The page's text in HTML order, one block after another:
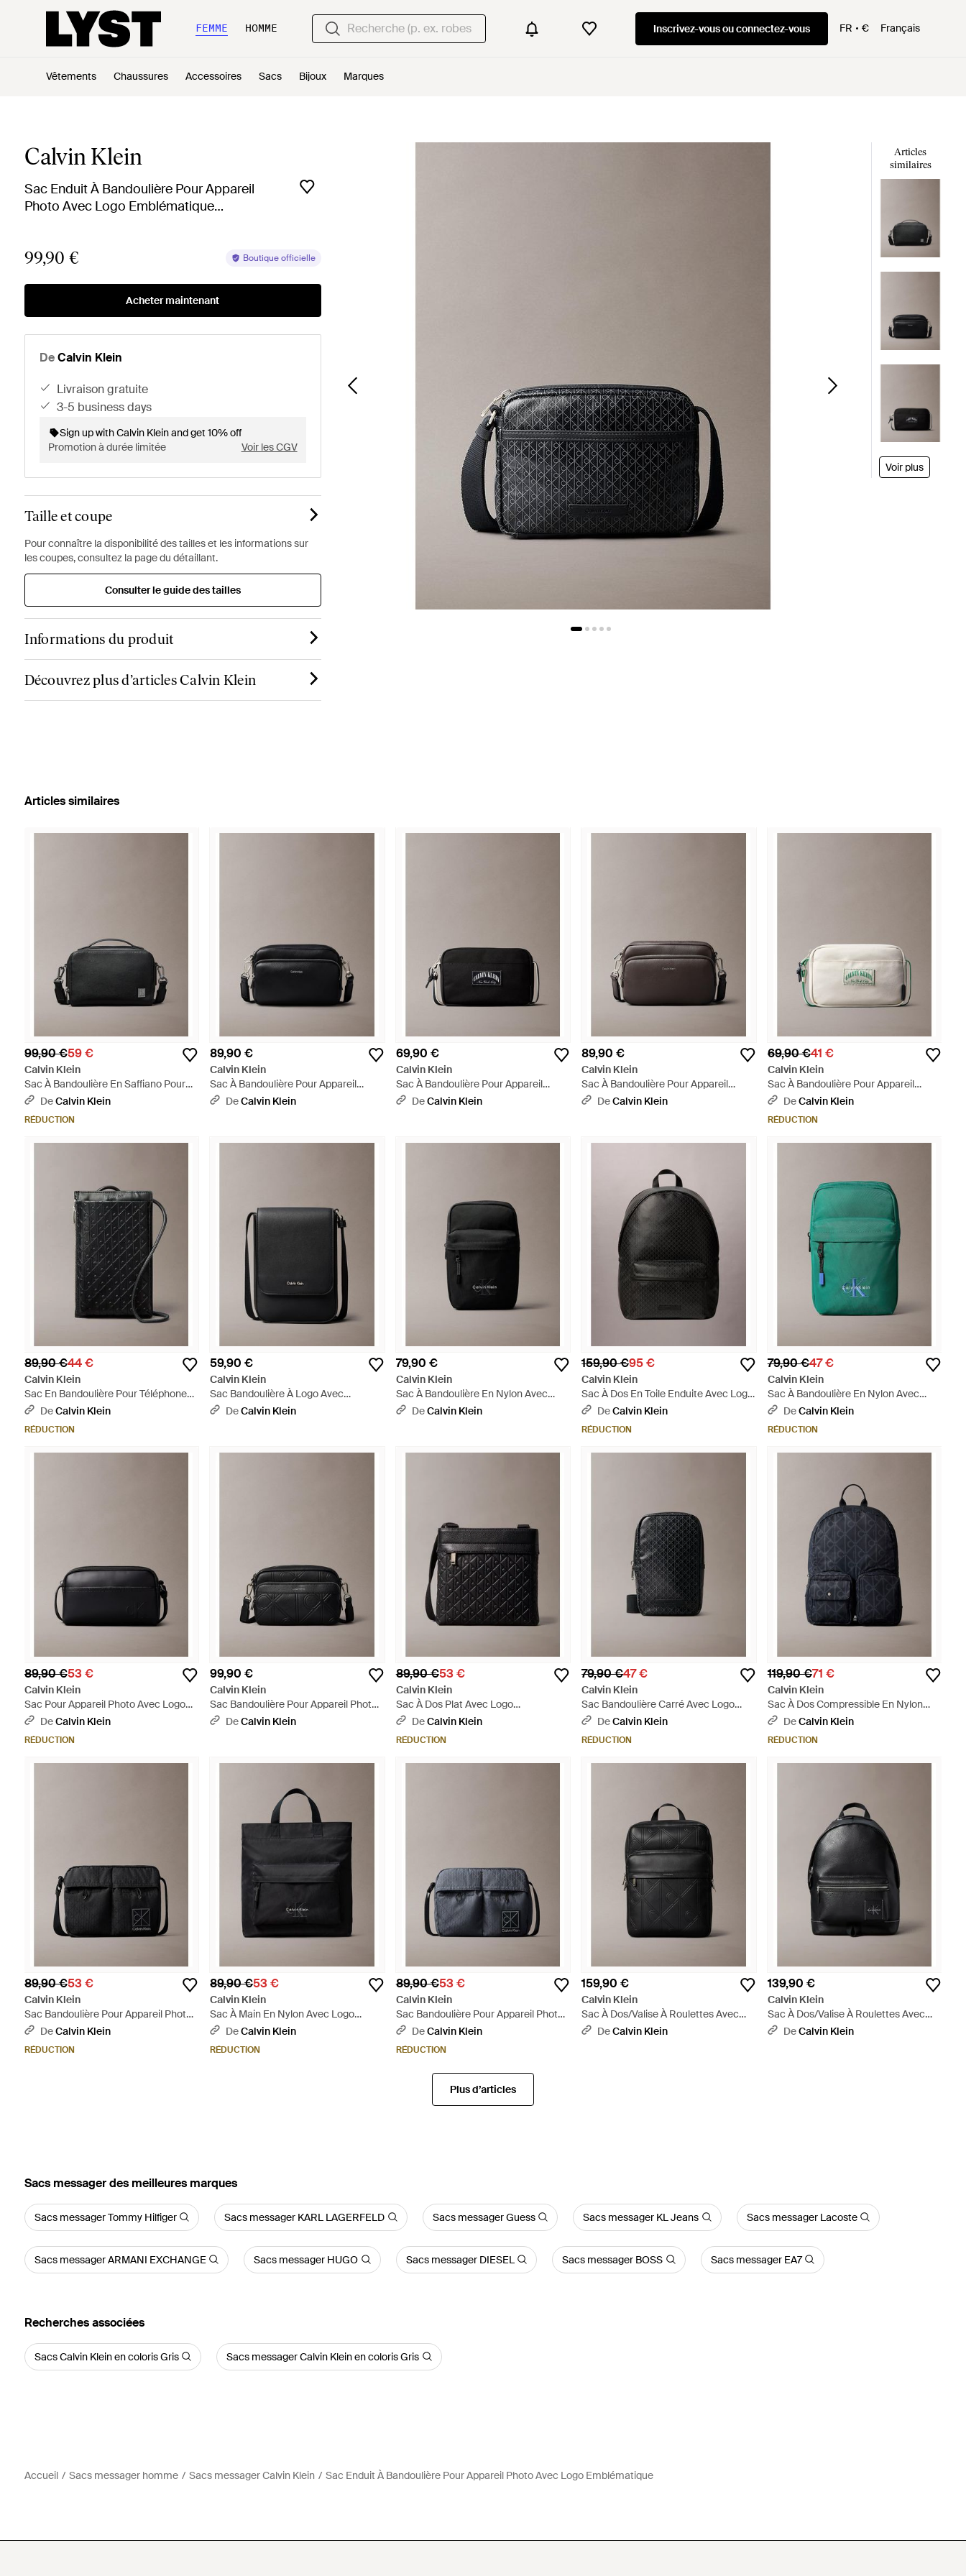
FEMME HOMME Inscrivez-vous ou connectez-vous FR € Français
Vêtements Chaussures Accessoires Sacs Bijoux Marques
Calvin Klein
Sac Enduit À Bandoulière Pour Appareil
Photo Avec Logo Emblématique
99,90 € Boutique officielle
Acheter maintenant
De Calvin Klein
livraison gratuite
3-5 business days
Sign up with Calvin Klein and get 10% off
Promotion à durée limitée
Voir les CGV
Taille et coupe
Pour connaître la disponibilité des tailles et les informations sur
les coupes, consultez la page du détaillant.
Consulter le guide des tailles
Informations du produit
Découvrez plus d’articles Calvin Klein
Articles
similaires
Voir plus
Articles similaires
99,90 €59 €
Calvin Klein
Sac À Bandoulière En Saffiano Pour
Appareil Photo Avec Logo
Emblématique - Gris
DeCalvin Klein
RÉDUCTION
89,90 €
Calvin Klein
Sac À Bandoulière Pour Appareil
Photo Grainé Avec Logo - Noir
DeCalvin Klein
69,90 €
Calvin Klein
Sac À Bandoulière Pour Appareil
Photo Avec Logo Traditionnel - Noir
DeCalvin Klein
89,90 €
Calvin Klein
Sac À Bandoulière Pour Appareil
Photo Grainé Avec Logo - Gris
DeCalvin Klein
69,90 €41 €
Calvin Klein
Sac À Bandoulière Pour Appareil
Photo Avec Logo Traditionnel -
Métallisé
DeCalvin Klein
RÉDUCTION
89,90 €44 €
Calvin Klein
Sac En Bandoulière Pour Téléphone
Avec Logo Emblématique Gaufré -
Noir
DeCalvin Klein
RÉDUCTION
59,90 €
Calvin Klein
Sac Bandoulière À Logo Avec
Rangement Pour Portefeuille Et
DeCalvin Klein
79,90 €
Calvin Klein
Sac À Bandoulière En Nylon Avec
Logo Emblématique - Noir
DeCalvin Klein
159,90 €95 €
Calvin Klein
Sac À Dos En Toile Enduite Avec Logo
Emblématique - Noir
DeCalvin Klein
RÉDUCTION
79,90 €47 €
Calvin Klein
Sac À Bandoulière En Nylon Avec
Logo Emblématique - Vert
DeCalvin Klein
RÉDUCTION
89,90 €53 €
Calvin Klein
Sac Pour Appareil Photo Avec Logo
Monogramme Gaufré - Noir
DeCalvin Klein
RÉDUCTION
99,90 €
Calvin Klein
Sac Bandoulière Pour Appareil Photo
Emblématique Gaufré - Noir
DeCalvin Klein
89,90 €53 €
Calvin Klein
Sac À Dos Plat Avec Logo
Emblématique Gaufré - Noir
DeCalvin Klein
RÉDUCTION
79,90 €47 €
Calvin Klein
Sac Bandoulière Carré Avec Logo
Emblématique Intégral - Noir
DeCalvin Klein
RÉDUCTION
119,90 €71 €
Calvin Klein
Sac À Dos Compressible En Nylon
Avec Logo Emblématique Imprimé -
DeCalvin Klein
RÉDUCTION
89,90 €53 €
Calvin Klein
Sac Bandoulière Pour Appareil Photo
En Tissu Indéchirable Déperlant - Noir
DeCalvin Klein
RÉDUCTION
89,90 €53 €
Calvin Klein
Sac À Main En Nylon Avec Logo
Emblématique - Noir
DeCalvin Klein
RÉDUCTION
89,90 €53 €
Calvin Klein
Sac Bandoulière Pour Appareil Photo
En Tissu Indéchirable Déperlant - Gris
DeCalvin Klein
RÉDUCTION
159,90 €
Calvin Klein
Sac À Dos/Valise À Roulettes Avec
Logo Emblématique Gaufré - Gris
DeCalvin Klein
139,90 €
Calvin Klein
Sac À Dos/Valise À Roulettes Avec
Logo Emblématique Grainé - Gris
DeCalvin Klein
Plus d’articles
‪Sacs messager‬ des meilleures marques
Sacs messager Tommy Hilfiger Sacs messager KARL LAGERFELD Sacs messager Guess Sacs messager KL Jeans Sacs messager Lacoste
Sacs messager ARMANI EXCHANGE Sacs messager HUGO Sacs messager DIESEL Sacs messager BOSS Sacs messager EA7
Recherches associées
Sacs Calvin Klein en coloris Gris Sacs messager Calvin Klein en coloris Gris
Accueil Sacs messager homme Sacs messager Calvin Klein Sac Enduit À Bandoulière Pour Appareil Photo Avec Logo Emblématique